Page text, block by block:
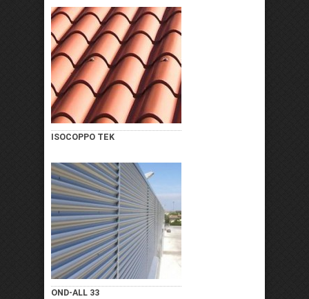
ISOCOPPO TEK
OND-ALL 33